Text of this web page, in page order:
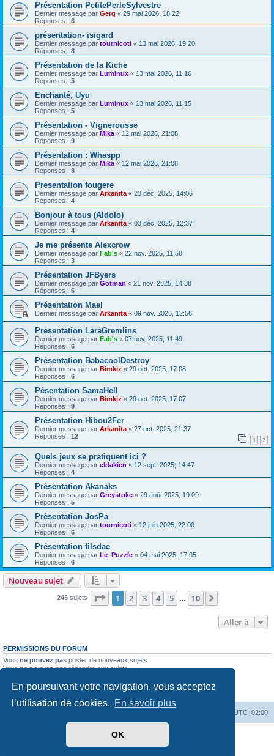
En poursuivant votre navigation, vous acceptez
l’utilisation de cookies. En savoir plus
OK
Présentation PetitePerleSylvestre
Dernier message par Gerg « 29 mai 2026, 18:22
Réponses : 6
présentation- isigard
Dernier message par tournicoti « 13 mai 2026, 19:20
Réponses : 8
Présentation de la Kiche
Dernier message par Luminux « 13 mai 2026, 11:16
Réponses : 5
Enchanté, Uyu
Dernier message par Luminux « 13 mai 2026, 11:15
Réponses : 5
Présentation - Vignerousse
Dernier message par Mika « 12 mai 2026, 21:08
Réponses : 9
Présentation : Whaspp
Dernier message par Mika « 12 mai 2026, 21:08
Réponses : 8
Presentation fougere
Dernier message par Arkanita « 23 déc. 2025, 14:06
Réponses : 4
Bonjour à tous (Aldolo)
Dernier message par Arkanita « 03 déc. 2025, 12:37
Réponses : 4
Je me présente Alexcrow
Dernier message par Fab's « 22 nov. 2025, 11:58
Réponses : 3
Présentation JFByers
Dernier message par Gotman « 21 nov. 2025, 14:38
Réponses : 6
Présentation Mael
Dernier message par Arkanita « 09 nov. 2025, 12:56
Presentation LaraGremlins
Dernier message par Fab's « 07 nov. 2025, 11:49
Réponses : 6
Présentation BabacoolDestroy
Dernier message par Bimkiz « 29 oct. 2025, 17:08
Réponses : 6
Pésentation SamaHell
Dernier message par Bimkiz « 29 oct. 2025, 17:07
Réponses : 9
Présentation Hibou2Fer
Dernier message par Arkanita « 27 oct. 2025, 21:37
Réponses : 12 1 2
Quels jeux se pratiquent ici ?
Dernier message par eldakien « 12 sept. 2025, 14:47
Réponses : 4
Présentation Akanaks
Dernier message par Greystoke « 29 août 2025, 19:09
Réponses : 5
Présentation JosPa
Dernier message par tournicoti « 12 juin 2025, 22:00
Réponses : 6
Présentation filsdae
Dernier message par Le_Puzzle « 04 mai 2025, 17:05
Réponses : 6
Nouveau sujet
246 sujets Page 1sur10
1 2 3 4 5 10
Aller à
PERMISSIONS DU FORUM
Vous ne pouvez pas poster de nouveaux sujets
Vousne pouvez pasrépondre aux sujets
Vousne pouvez passupprimer vos messages
ne pouvez pas joindre des fichiers
UTC+02:00
phpBB ® Forum Software © phpBB Limited
Traduit parphpBB-fr.com